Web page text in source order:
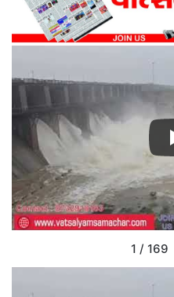
1 / 169